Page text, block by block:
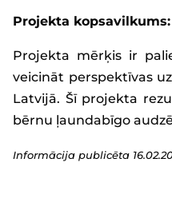
Projekta kopsavilkums:
Projekta mērķis ir
veicināt perspektīvas
Latvijā. Šī projekta
bērnu ļaundabīgo
Informācija publicēta